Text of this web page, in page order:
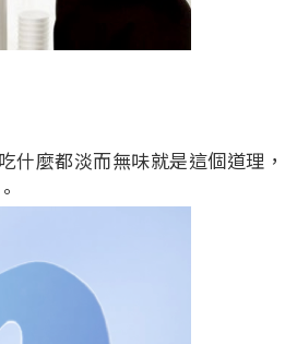
什麼都淡而無味就是這個道理，